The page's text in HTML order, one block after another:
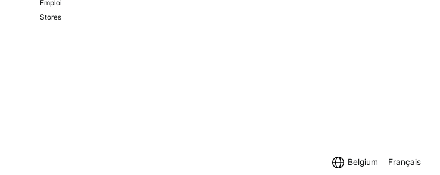
Emploi
Stores
Belgium Français